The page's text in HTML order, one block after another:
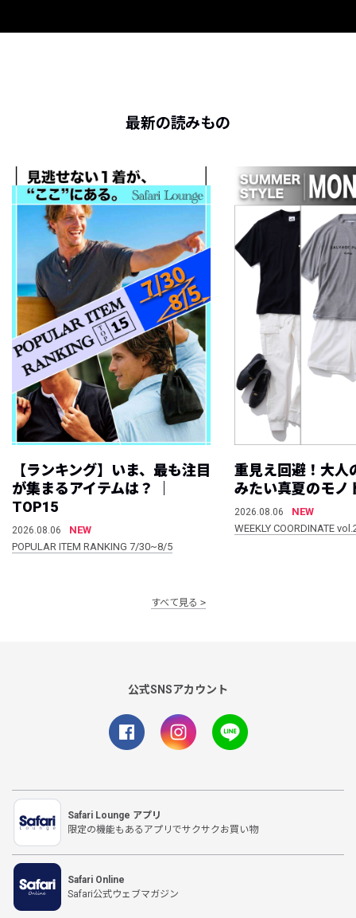
最新の読みもの
【ランキング】いま、最も注目
が集まるアイテムは？ ｜
TOP15
2026.08.06
NEW
POPULAR ITEM RANKING 7/30~8/5
重見え回避！大人
みたい真夏のモノ
2026.08.06
NEW
WEEKLY COORDINATE
すべて見る
公式SNSアカウント
Safari Lounge アプリ
限定の機能もあるアプリでサクサクお買い物
Safari Online
Safari公式ウェブマガジン